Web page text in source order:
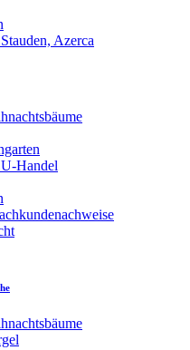
Azerca
Handel